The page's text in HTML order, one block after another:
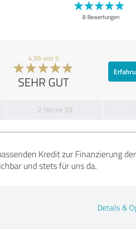
8 Bewertungen
4,96 von 5
SEHR GUT
2 Sterne (0)
Kredit zur Finanzierung
und stets für uns da.
Details &